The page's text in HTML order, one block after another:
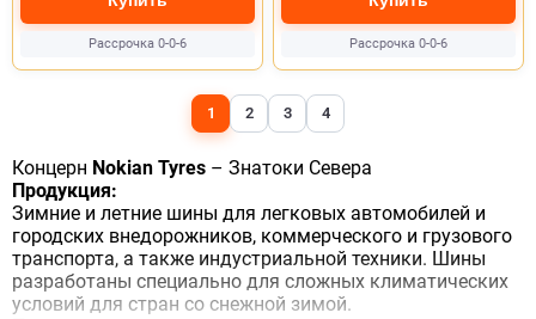
Рассрочка 0-0-6 Рассрочка 0-0-6
1 2 3 4
Концерн Nokian Tyres – Знатоки Севера
Продукция:
Зимние и летние шины для легковых автомобилей и
городских внедорожников, коммерческого и грузового
транспорта, а также индустриальной техники. Шины
разработаны специально для сложных климатических
условий для стран со снежной зимой.